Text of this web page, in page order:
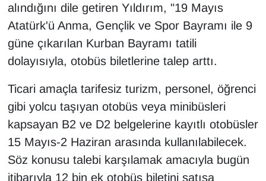
alındığını dile getiren Yıldırım, "19 Mayıs
Atatürk'ü Anma, Gençlik ve Spor Bayramı ile 9
güne çıkarılan Kurban Bayramı tatili
dolayısıyla, otobüs biletlerine talep arttı.
Ticari amaçla tarifesiz turizm, personel, öğrenci
gibi yolcu taşıyan otobüs veya minibüsleri
kapsayan B2 ve D2 belgelerine kayıtlı otobüsler
15 Mayıs-2 Haziran arasında kullanılabilecek.
Söz konusu talebi karşılamak amacıyla bugün
itibarıyla 12 bin ek otobüs biletini satışa
TEBRİK
TEKNOLOJİ
VAN'DA SPOR
Vasıta
YAŞAM